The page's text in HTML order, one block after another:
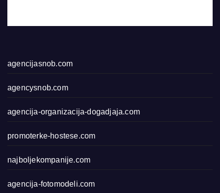
agencijasnob.com
agencysnob.com
agencija-organizacija-dogadjaja.com
promoterke-hostese.com
najboljekompanije.com
agencija-fotomodeli.com